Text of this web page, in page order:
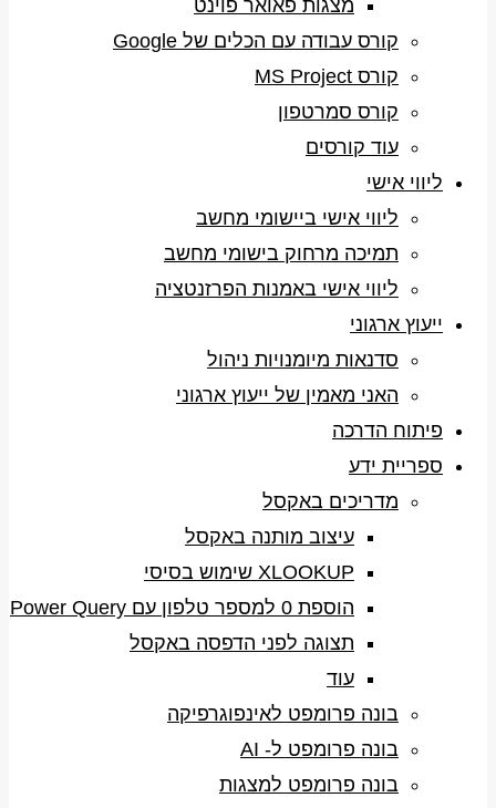
מצגות פאואר פוינט
קורס עבודה עם הכלים של Google
קורס MS Project
קורס סמרטפון
עוד קורסים
ליווי אישי
ליווי אישי ביישומי מחשב
תמיכה מרחוק בישומי מחשב
ליווי אישי באמנות הפרזנטציה
ייעוץ ארגוני
סדנאות מיומנויות ניהול
האני מאמין של ייעוץ ארגוני
פיתוח הדרכה
ספריית ידע
מדריכים באקסל
עיצוב מותנה באקסל
XLOOKUP שימוש בסיסי
הוספת 0 למספר טלפון עם Power Query
תצוגה לפני הדפסה באקסל
עוד
בונה פרומפט לאינפוגרפיקה
בונה פרומפט ל- AI
בונה פרומפט למצגות